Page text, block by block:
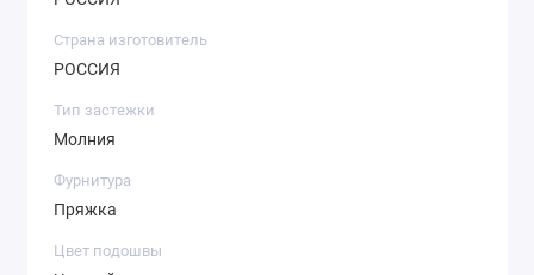
Страна изготовитель
РОССИЯ
Тип застежки
Молния
Фурнитура
Пряжка
Цвет подошвы